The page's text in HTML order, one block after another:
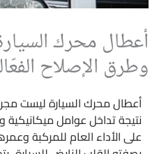
أعطال محرك
وطرق الإصلاح
أعطال محرك السيارة ليست
نتيجة تداخل عوامل ميكانيكية
على الأداء العام للمركبة